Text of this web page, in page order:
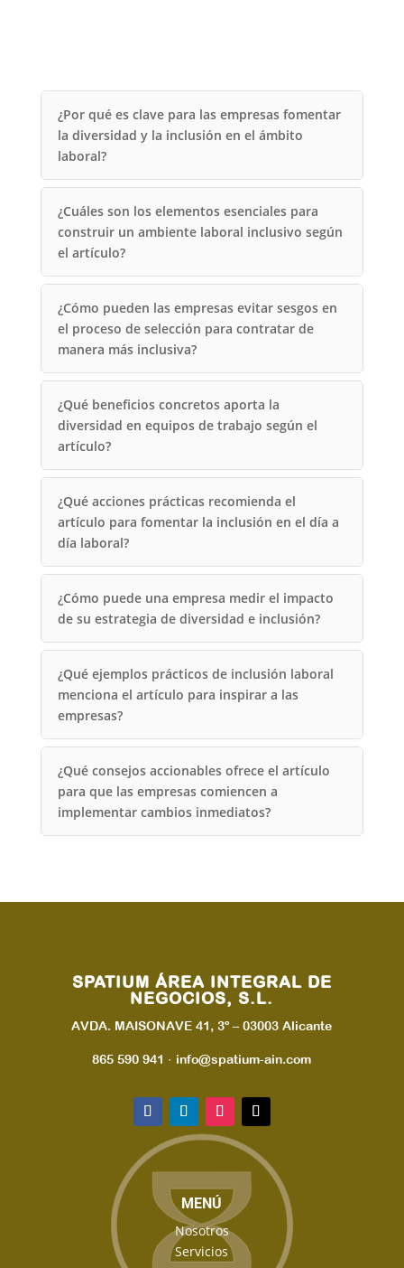
¿Por qué es clave para las empresas fomentar
la diversidad y la inclusión en el ámbito
laboral?
¿Cuáles son los elementos esenciales para
construir un ambiente laboral inclusivo según
el artículo?
¿Cómo pueden las empresas evitar sesgos en
el proceso de selección para contratar de
manera más inclusiva?
¿Qué beneficios concretos aporta la
diversidad en equipos de trabajo según el
artículo?
¿Qué acciones prácticas recomienda el
artículo para fomentar la inclusión en el día a
día laboral?
¿Cómo puede una empresa medir el impacto
de su estrategia de diversidad e inclusión?
¿Qué ejemplos prácticos de inclusión laboral
menciona el artículo para inspirar a las
empresas?
¿Qué consejos accionables ofrece el artículo
para que las empresas comiencen a
implementar cambios inmediatos?
SPATIUM ÁREA INTEGRAL DE
NEGOCIOS, S.L.
AVDA. MAISONAVE 41, 3º – 03003 Alicante
865 590 941 · info@spatium-ain.com
MENÚ
Nosotros
Servicios